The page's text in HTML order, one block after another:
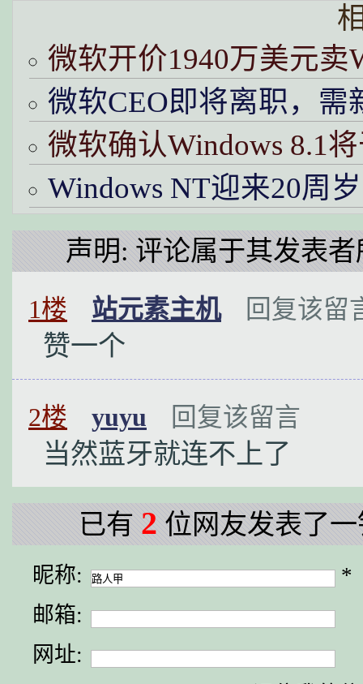
微软开价1940万美元卖
微软CEO即将离职，需
微软确认Windows 8.1
Windows NT迎来20周
声明: 评论属于其发表
1楼 站元素主机 回复该留
赞一个
2楼 yuyu 回复该留言
当然蓝牙就连不上了
已有 2 位网友发表了
昵称:
*
邮箱:
网址: